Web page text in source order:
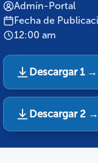
Admin-Portal
Fecha de
12:00 am
Descargar 1
Descargar 2